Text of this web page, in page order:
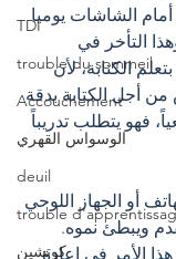
TDI
trouble du sommeil
Accouchement
الوسواس القهري
deuil
trouble
كوتشين
الشاشات يوميا
التأخر في
الكتابة، لأن
أجل الكتابة بدقة
فهو يتطلب تدريباً
أو الجهاز اللوحي
ويبطئ نموه.
الأمر في إعادة